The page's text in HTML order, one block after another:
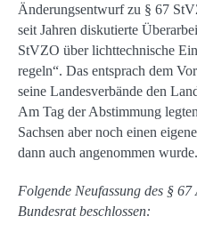
Änderungsentwurf zu § 67
seit Jahren diskutierte
StVZO über lichttechnische
regeln“. Das entsprach dem
seine Landesverbände den
Am Tag der Abstimmung
Sachsen aber noch einen
dann auch angenommen wurde.
Folgende Neufassung des §
Bundesrat beschlossen: